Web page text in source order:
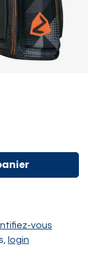
vous
login